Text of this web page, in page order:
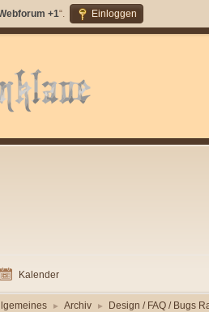
+1“. Einloggen
Kalender
► Archiv ► Design / FAQ / Bugs